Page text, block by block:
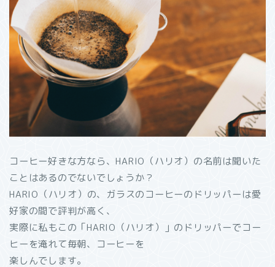
コーヒー好きな方なら、HARIO（ハリオ）の名前は聞いた
ことはあるのでないでしょうか？
HARIO（ハリオ）の、ガラスのコーヒーのドリッパーは愛
好家の間で評判が高く、
実際に私もこの「HARIO（ハリオ）」のドリッパーでコー
ヒーを淹れて毎朝、コーヒーを
楽しんでします。